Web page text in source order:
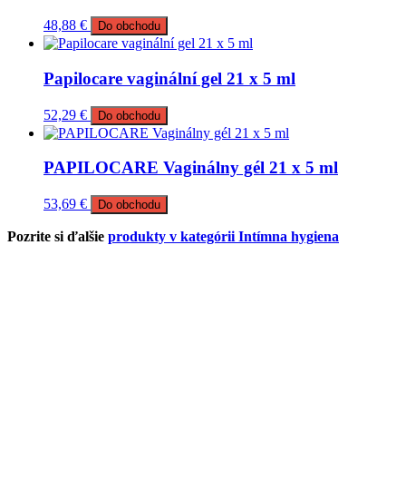
48,88 € Do obchodu
Papilocare vaginální gel 21 x 5 ml
52,29 € Do obchodu
PAPILOCARE Vaginálny gél 21 x 5 ml
53,69 € Do obchodu
Pozrite si ďalšie produkty v kategórii Intímna hygiena